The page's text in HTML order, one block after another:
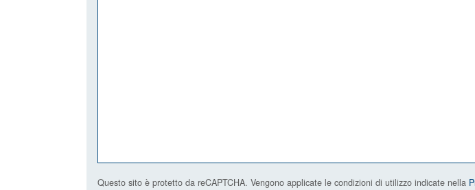
Questo sito è protetto da reCAPTCHA. Vengono applicate le condizioni di utilizzo indicate nella